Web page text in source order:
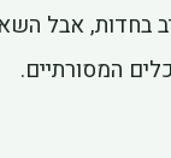
בחדות, אבל